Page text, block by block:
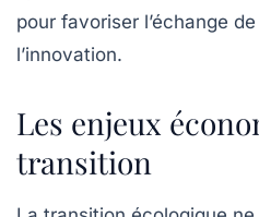
pour favoriser l’échange
l’innovation.
Les enjeux
transition